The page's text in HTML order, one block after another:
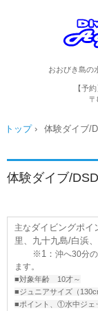
おおびき島の
【予
〒
トップ› 体験ダイブ/
体験ダイブ/DSD
主なダイビングポ
里、九十九島/白浜
※1： 沖へ30分
ます。
■対象年齢 10才～
■ジュニアサイズ（
■ポイント、①水中ジェ